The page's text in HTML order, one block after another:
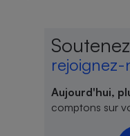
rejoignez-
Aujourd'hui,
comptons sur